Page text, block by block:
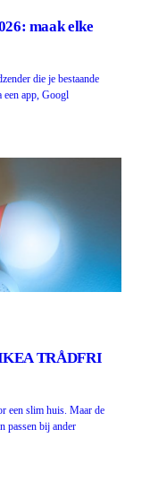
maak elke
die je bestaande
een app, Googl
TRÅDFRI
een slim huis. Maar de
passen bij ander